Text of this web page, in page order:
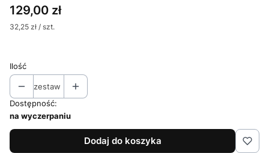
Cena
129,00 zł
32,25 zł / szt.
Ilość
zestaw
Dostępność:
na wyczerpaniu
Dodaj do koszyka